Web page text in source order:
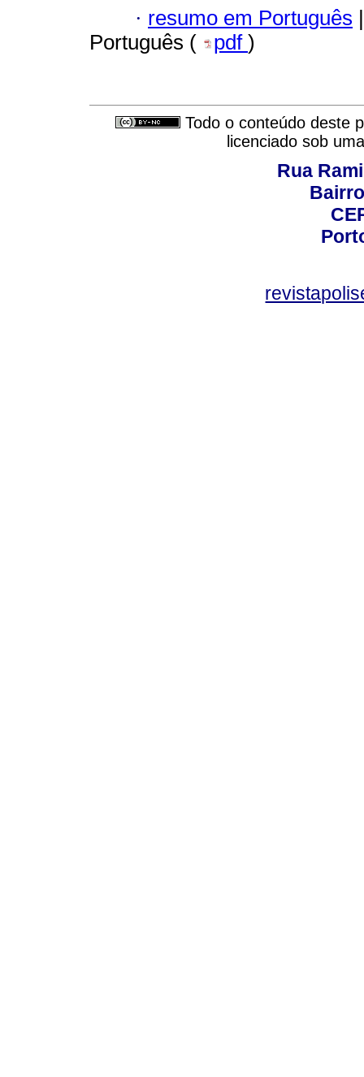
· resumo em Português |
Português (
pdf )
Todo o conteúdo deste
licenciado sob
Rua